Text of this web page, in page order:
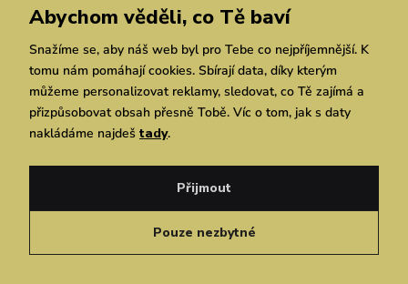
Prodejny
Praha Brno Chrudim
Simplia.cz
Zásady ochrany osobních údajů
Čeština
Abychom věděli, co Tě baví
Snažíme se, aby náš web byl pro Tebe co nejpříjemnější. K
tomu nám pomáhají cookies. Sbírají data, díky kterým
můžeme personalizovat reklamy, sledovat, co Tě zajímá a
přizpůsobovat obsah přesně Tobě. Víc o tom, jak s daty
nakládáme najdeš tady.
Pouze nezbytné
Přijmout